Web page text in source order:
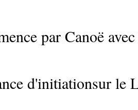
par Canoë
d'initiationsur le